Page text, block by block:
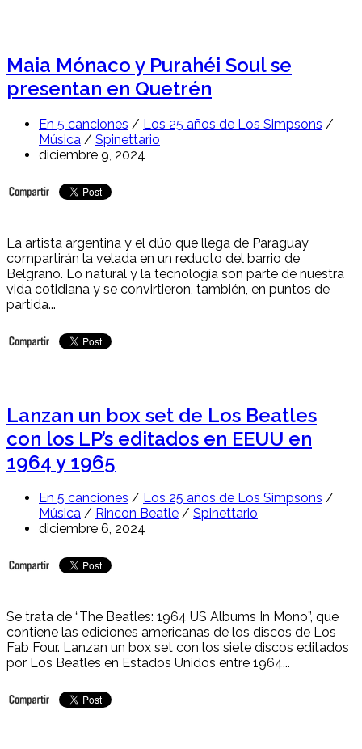
Maia Mónaco y Purahéi Soul se
presentan en Quetrén
En 5 canciones / Los 25 años de Los Simpsons /
Música / Spinettario
diciembre 9, 2024
La artista argentina y el dúo que llega de Paraguay
compartirán la velada en un reducto del barrio de
Belgrano. Lo natural y la tecnología son parte de nuestra
vida cotidiana y se convirtieron, también, en puntos de
partida...
Lanzan un box set de Los Beatles
con los LP’s editados en EEUU en
1964 y 1965
En 5 canciones / Los 25 años de Los Simpsons /
Música / Rincon Beatle / Spinettario
diciembre 6, 2024
Se trata de “The Beatles: 1964 US Albums In Mono”, que
contiene las ediciones americanas de los discos de Los
Fab Four. Lanzan un box set con los siete discos editados
por Los Beatles en Estados Unidos entre 1964...